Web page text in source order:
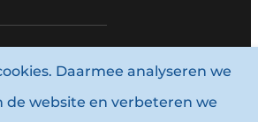
- 2026 Louwersmediagroep.
Daarmee analyseren we
de website en verbeteren we